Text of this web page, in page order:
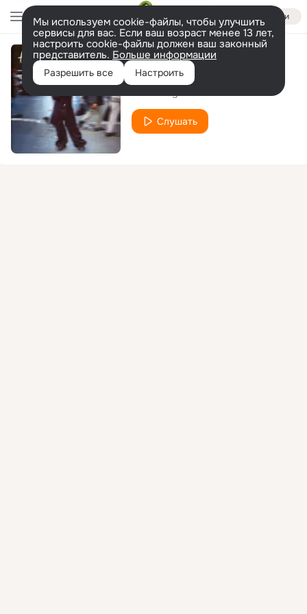
Войти
Мы используем cookie-файлы, чтобы улучшить
сервисы для вас. Если ваш возраст менее 13 лет,
настроить cookie-файлы должен ваш законный
представитель. Больше информации
Разрешить все Настроить
Get Over It
Слушать